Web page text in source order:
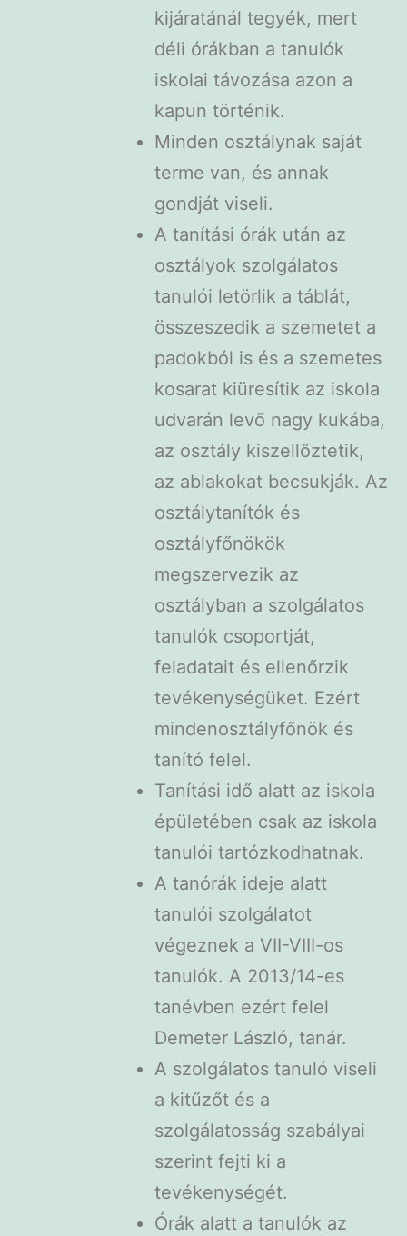
kijáratánál tegyék, mert
déli órákban a tanulók
iskolai távozása azon a
kapun történik.
Minden osztálynak saját
terme van, és annak
gondját viseli.
A tanítási órák után az
osztályok szolgálatos
tanulói letörlik a táblát,
összeszedik a szemetet a
padokból is és a szemetes
kosarat kiüresítik az iskola
udvarán levő nagy kukába,
az osztály kiszellőztetik,
az ablakokat becsukják. Az
osztálytanítók és
osztályfőnökök
megszervezik az
osztályban a szolgálatos
tanulók csoportját,
feladatait és ellenőrzik
tevékenységüket. Ezért
mindenosztályfőnök és
tanító felel.
Tanítási idő alatt az iskola
épületében csak az iskola
tanulói tartózkodhatnak.
A tanórák ideje alatt
tanulói szolgálatot
végeznek a VII-VIII-os
tanulók. A 2013/14-es
tanévben ezért felel
Demeter László, tanár.
A szolgálatos tanuló viseli
a kitűzőt és a
szolgálatosság szabályai
szerint fejti ki a
tevékenységét.
Órák alatt a tanulók az